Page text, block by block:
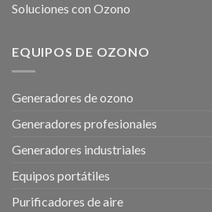
Soluciones con Ozono
EQUIPOS DE OZONO
Generadores de ozono
Generadores profesionales
Generadores industriales
Equipos portátiles
Purificadores de aire